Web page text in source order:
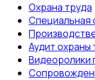
Охрана труда
Специальная
Аудит охраны
Видеоролики